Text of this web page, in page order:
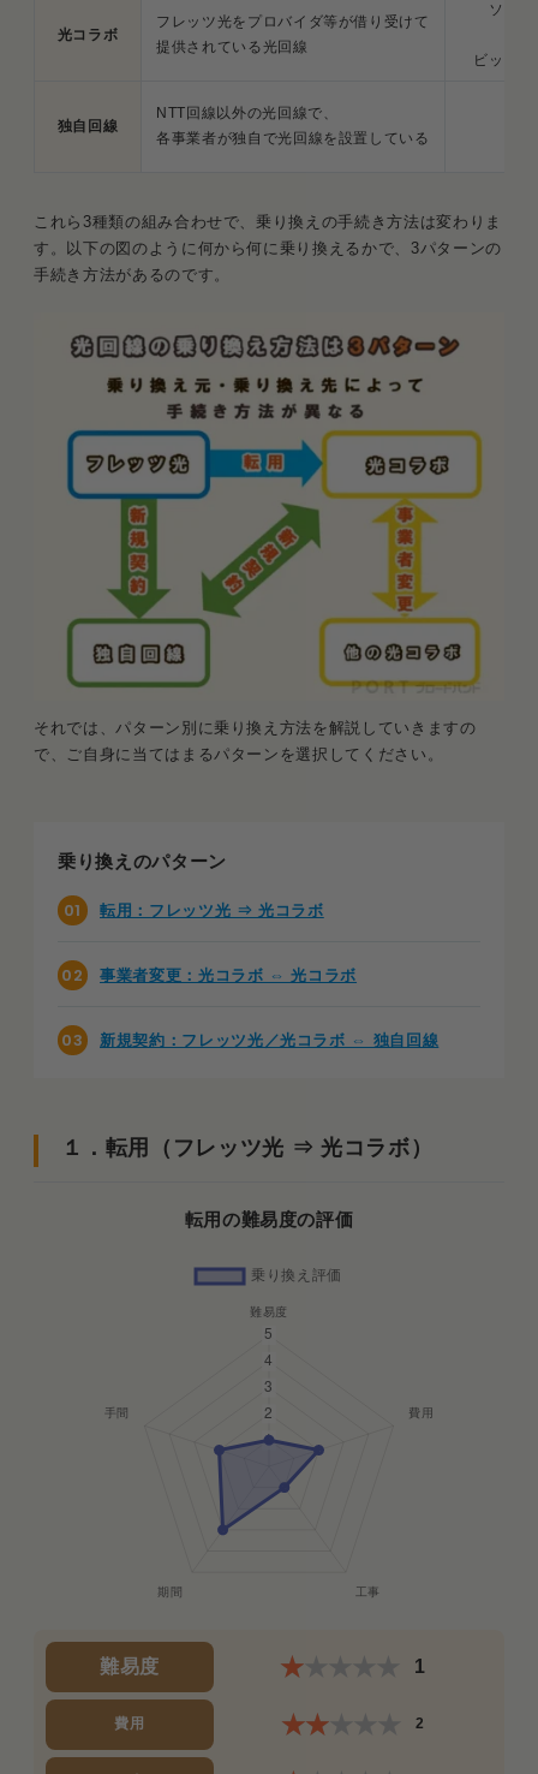
工事費の残債があれば一括請求される
最適な乗り換え先の選び方
2．より高速な回線がいい！
3．お得なキャンペーンを受けたい！
光回線の乗り換えに関するQ＆A
Q．光回線の乗り換え時期のおすすめはあり
ますか？
Q．光回線は乗り換え完了までどれくらい時
間を要する？
Q．光回線の乗り換えにかかる費用って結局
どれくらいなの？
Q．新規契約の場合、前使っていた回線の撤
去工事は要るの？
Q．転用時にプロバイダーの解約をし忘れる
Q．乗り換えた後の回線の速度が遅いんだけ
変わる！見極めて進めよう
光コラボ
フレッツ光をプロバイダ等が借り受けて
提供されている光回線
ソフ
ビッグ
独自回線
NTT回線以外の光回線で、
各事業者が独自で光回線を設置している
これら3種類の組み合わせで、乗り換えの手続き方法は変わりま
す。以下の図のように何から何に乗り換えるかで、3パターンの
手続き方法があるのです。
それでは、パターン別に乗り換え方法を解説していきますの
で、ご自身に当てはまるパターンを選択してください。
乗り換えのパターン
転用：フレッツ光 ⇒ 光コラボ
事業者変更：光コラボ ⇔ 光コラボ
新規契約：フレッツ光／光コラボ ⇔ 独自回線
１．転用（フレッツ光 ⇒ 光コラボ）
転用の難易度の評価
難易度 1
費用 2